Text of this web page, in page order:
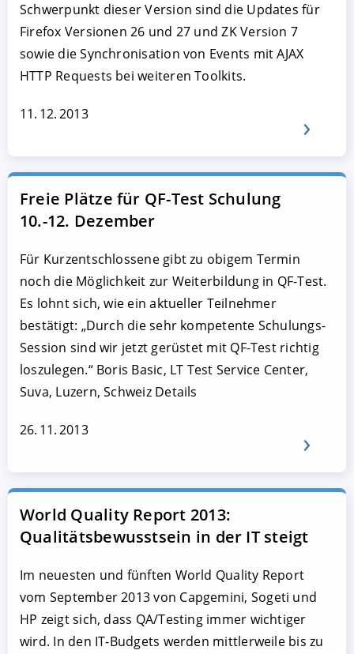
Schwerpunkt dieser Version sind die Updates für
Firefox Versionen 26 und 27 und ZK Version 7
sowie die Synchronisation von Events mit AJAX
HTTP Requests bei weiteren Toolkits.
11. 12. 2013
Freie Plätze für QF-Test Schulung
10.-12. Dezember
Für Kurzentschlossene gibt zu obigem Termin
noch die Möglichkeit zur Weiterbildung in QF-Test.
Es lohnt sich, wie ein aktueller Teilnehmer
bestätigt: „Durch die sehr kompetente Schulungs-
Session sind wir jetzt gerüstet mit QF-Test richtig
loszulegen.“ Boris Basic, LT Test Service Center,
Suva, Luzern, Schweiz Details
26. 11. 2013
World Quality Report 2013:
Qualitätsbewusstsein in der IT steigt
Im neuesten und fünften World Quality Report
vom September 2013 von Capgemini, Sogeti und
HP zeigt sich, dass QA/Testing immer wichtiger
wird. In den IT-Budgets werden mittlerweile bis zu